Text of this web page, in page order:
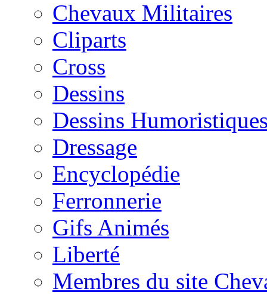
Chevaux Militaires
Cliparts
Cross
Dessins
Dessins
Dressage
Encyclopédie
Ferronnerie
Gifs Animés
Liberté
Membres du site